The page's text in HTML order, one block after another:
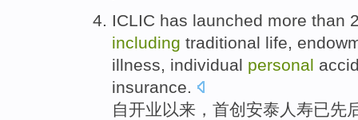
ICLIC has launched more than
including traditional life,
illness, individual personal
insurance.
自开业以来，首创 安泰 人寿已先